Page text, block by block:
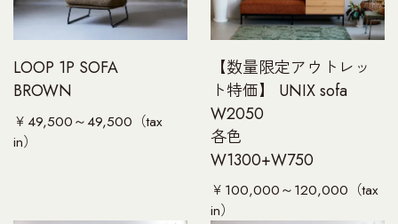
LOOP 1P SOFA
BROWN
￥49,500～49,500（tax
in）
【数量限定アウトレッ
ト特価】 UNIX sofa
W2050
各色
W1300+W750
￥100,000～120,000（tax
in）